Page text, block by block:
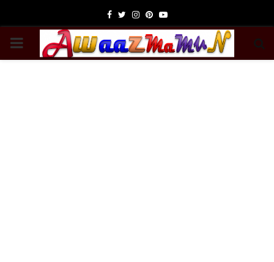
Facebook
TwitterInstagram
Pinterest
Youtube
PRIMARY